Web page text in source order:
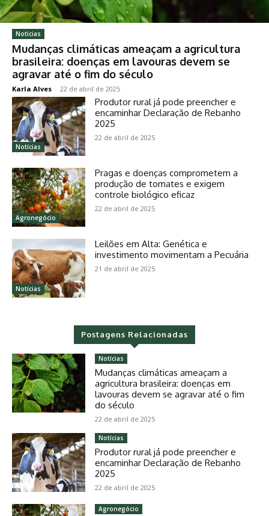
Notícias
Mudanças climáticas ameaçam a agricultura
brasileira: doenças em lavouras devem se
agravar até o fim do século
Karla Alves - 22 de abril de 2025
Notícias
Produtor rural já pode preencher e
encaminhar Declaração de Rebanho
2025
22 de abril de 2025
Agronegócio
Pragas e doenças comprometem a
produção de tomates e exigem
controle biológico eficaz
22 de abril de 2025
Notícias
Leilões em Alta: Genética e
investimento movimentam a Pecuária
21 de abril de 2025
Postagens Relacionadas
Notícias
Mudanças climáticas ameaçam a
agricultura brasileira: doenças em
lavouras devem se agravar até o fim
do século
22 de abril de 2025
Notícias
Produtor rural já pode preencher e
encaminhar Declaração de Rebanho
2025
22 de abril de 2025
Agronegócio